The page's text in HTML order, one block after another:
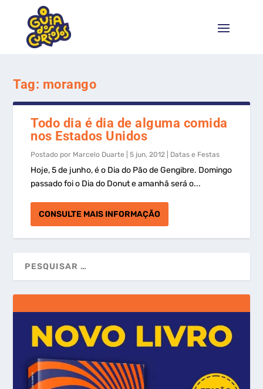
Tag: morango
Todo dia é dia de alguma comida
nos Estados Unidos
Postado por Marcelo Duarte |5 jun, 2012 Datas e Festas
Hoje, 5 de junho, é o Dia do Pão de Gengibre. Domingo
passado foi o Dia do Donut e amanhã será o...
CONSULTE MAIS INFORMAÇÃO